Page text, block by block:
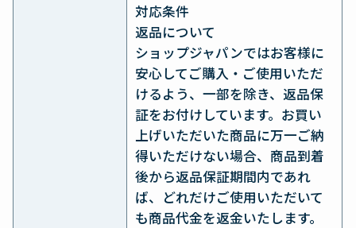
対応条件
返品について
ショップジャパンではお客様に
安心してご購入・ご使用いただ
けるよう、一部を除き、返品保
証をお付けしています。お買い
上げいただいた商品に万一ご納
得いただけない場合、商品到着
後から返品保証期間内であれ
ば、どれだけご使用いただいて
も商品代金を返金いたします。